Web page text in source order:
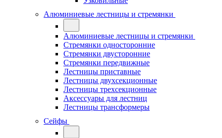
Алюминиевые лестницы и стремянки
Алюминиевые лестницы и стремянки
Стремянки односторонние
Стремянки двусторонние
Стремянки передвижные
Лестницы приставные
Лестницы двухсекционные
Лестницы трехсекционные
Аксессуары для лестниц
Лестницы трансформеры
Сейфы